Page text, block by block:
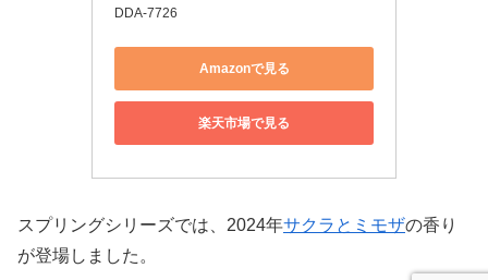
DDA-7726
Amazonで見る
楽天市場で見る
スプリングシリーズでは、2024年サクラとミモザの香り
が登場しました。